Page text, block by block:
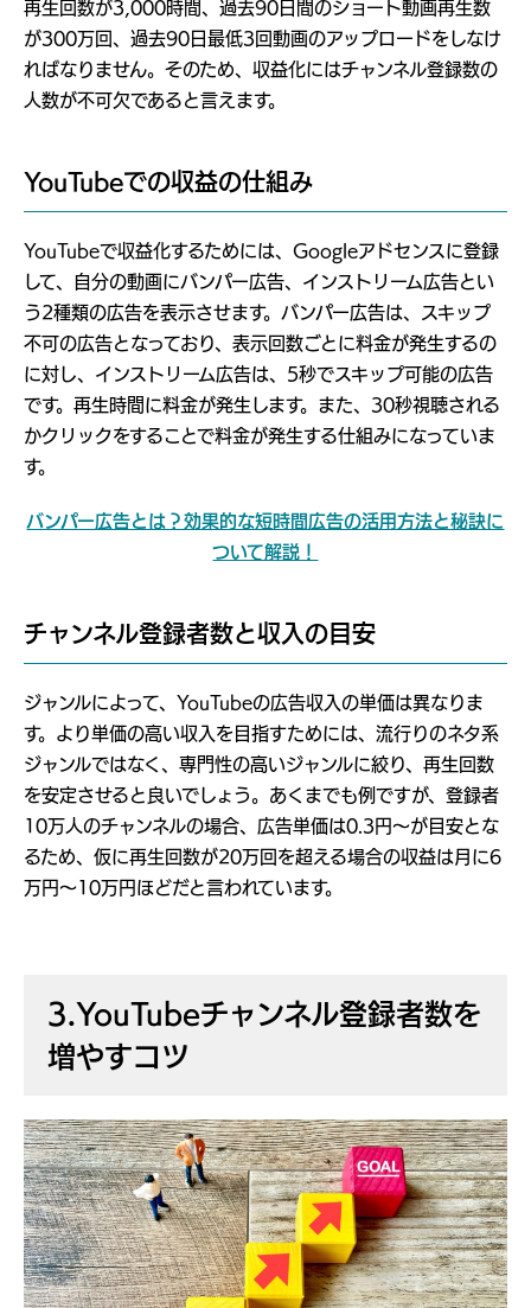
再生回数が3,000時間、過去90日間のショート動画再生数
が300万回、過去90日最低3回動画のアップロードをしなけ
ればなりません。そのため、収益化にはチャンネル登録数の
人数が不可欠であると言えます。
YouTubeでの収益の仕組み
YouTubeで収益化するためには、Googleアドセンスに登録
して、自分の動画にバンパー広告、インストリーム広告とい
う2種類の広告を表示させます。バンパー広告は、スキップ
不可の広告となっており、表示回数ごとに料金が発生するの
に対し、インストリーム広告は、5秒でスキップ可能の広告
です。再生時間に料金が発生します。また、30秒視聴される
かクリックをすることで料金が発生する仕組みになっていま
す。
バンパー広告とは？効果的な短時間広告の活用方法と秘訣に
ついて解説！
チャンネル登録者数と収入の目安
ジャンルによって、YouTubeの広告収入の単価は異なりま
す。より単価の高い収入を目指すためには、流行りのネタ系
ジャンルではなく、専門性の高いジャンルに絞り、再生回数
を安定させると良いでしょう。あくまでも例ですが、登録者
10万人のチャンネルの場合、広告単価は0.3円～が目安とな
るため、仮に再生回数が20万回を超える場合の収益は月に6
万円～10万円ほどだと言われています。
3.YouTubeチャンネル登録者数を
増やすコツ